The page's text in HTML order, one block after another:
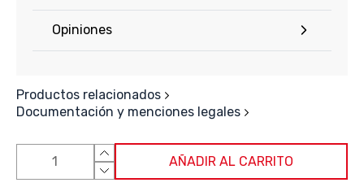
Opiniones
Productos relacionados
Documentación y menciones legales
AÑADIR AL CARRITO